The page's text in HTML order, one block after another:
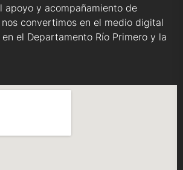
apoyo y acompañamiento de
convertimos en el medio digital
el Departamento Río Primero y la